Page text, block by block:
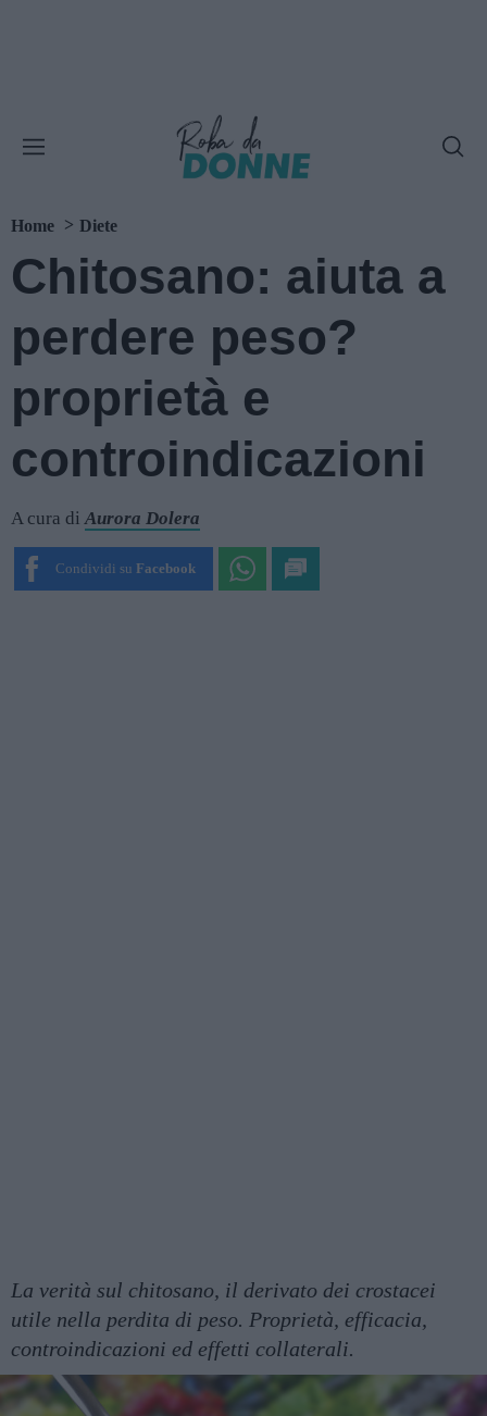
Home Diete
Chitosano: aiuta a
perdere peso?
proprietà e
controindicazioni
A cura diAurora Dolera
Condividi su Facebook
La verità sul chitosano, il derivato dei crostacei
utile nella perdita di peso. Proprietà, efficacia,
controindicazioni ed effetti collaterali.